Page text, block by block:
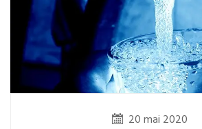
20 mai 2020